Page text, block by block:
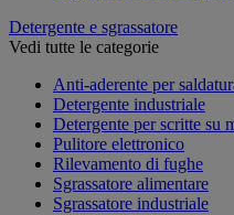
Detergente e sgrassatore
Vedi tutte le categorie
Anti-aderente per
Detergente industriale
Detergente per scritte su
Pulitore elettronico
Rilevamento di fughe
Sgrassatore alimentare
Sgrassatore industriale